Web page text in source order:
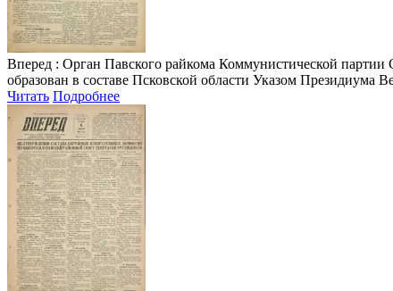
Вперед : Орган Павского райкома Коммунистической партии
образован в составе Псковской области Указом
Читать Подробнее